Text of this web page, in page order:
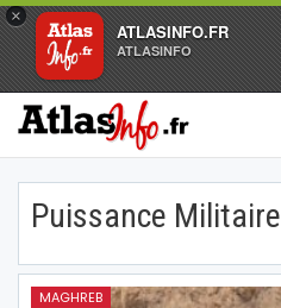
×
ATLASINFO.FR
ATLASINFO
Puissance Militaire
MAGHREB